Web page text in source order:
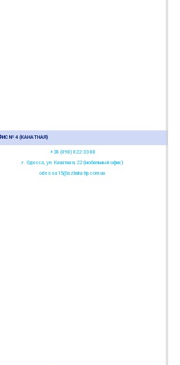
№ 4 (КАНАТНАЯ)
+38 (098) 022-33-88
г. Одесса, ул. Канатная, 22 (мобильный офис)
odessa15@azbuka-bp.com.ua